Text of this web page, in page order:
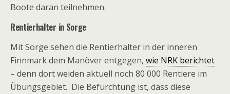
Boote daran teilnehmen.
Rentierhalter in Sorge
Mit Sorge sehen die Rentierhalter in der inneren
Finnmark dem Manöver entgegen, wie NRK berichtet
– denn dort weiden aktuell noch 80 000 Rentiere im
Übungsgebiet. Die Befürchtung ist, dass diese